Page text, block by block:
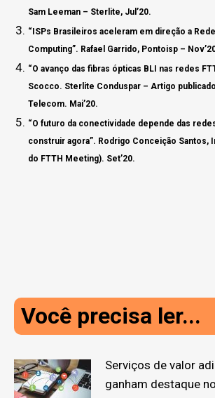
Sam Leeman – Sterlite, Jul’20.
“ISPs Brasileiros aceleram em direção a
Computing”. Rafael Garrido, Pontoisp –
“O avanço das fibras ópticas BLI nas redes
Scocco. Sterlite Conduspar – Artigo
Telecom. Mai’20.
“O futuro da conectividade depende das
construir agora”. Rodrigo Conceição Santos,
do FTTH Meeting). Set’20.
Você precisa ler...
Serviços de valor
ganham destaque